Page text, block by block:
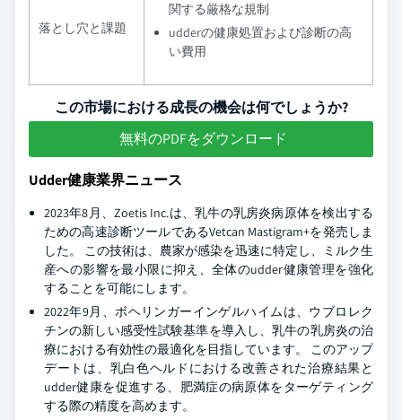
落とし穴と課題
関する厳格な規制
udderの健康処置および診断の高
い費用
この市場における成長の機会は何でしょうか?
無料のPDFをダウンロード
Udder健康業界ニュース
2023年8月、Zoetis Inc.は、乳牛の乳房炎病原体を検出する
ための高速診断ツールであるVetcan Mastigram+を発売しま
した。 この技術は、農家が感染を迅速に特定し、ミルク生
産への影響を最小限に抑え、全体のudder健康管理を強化
することを可能にします。
2022年9月、ボヘリンガーインゲルハイムは、ウブロレク
チンの新しい感受性試験基準を導入し、乳牛の乳房炎の治
療における有効性の最適化を目指しています。 このアップ
デートは、乳白色ヘルドにおける改善された治療結果と
udder健康を促進する、肥満症の病原体をターゲティング
する際の精度を高めます。